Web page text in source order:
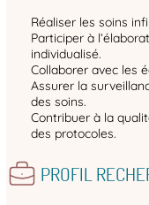
Réaliser les soins
Participer à
individualisé.
Collaborer avec les
Assurer la
des soins.
Contribuer à la
des protocoles.
PROFIL